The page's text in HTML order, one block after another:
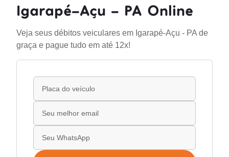
Igarapé-Açu - PA Online
Veja seus débitos veiculares em Igarapé-Açu - PA de
graça e pague tudo em até 12x!